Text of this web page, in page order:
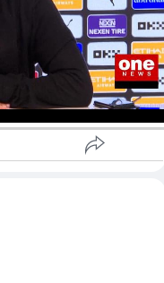
ယားလိဂ် ပွဲစဉ်က ဇယား
ာဖြစ်လို့ မန်စီးတီး
ဝင်ဖွယ် ရှိ၊မရှိကို စောင့်